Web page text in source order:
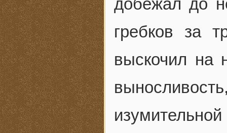
добежал до
гребков за
выскочил на